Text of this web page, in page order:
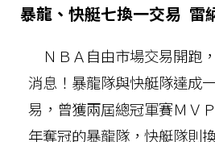
暴龍、快艇七換一交易 雷
ＮＢＡ自由市場交易開跑
消息！暴龍隊與快艇隊達成
易，曾獲兩屆總冠軍賽ＭＶ
年奪冠的暴龍隊，快艇隊則